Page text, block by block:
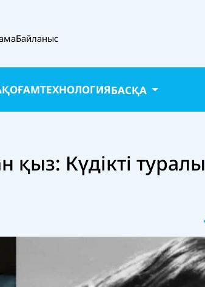
Байланыс
ҚОҒАМТЕХНОЛОГИЯБАСҚА
Күдікті туралы